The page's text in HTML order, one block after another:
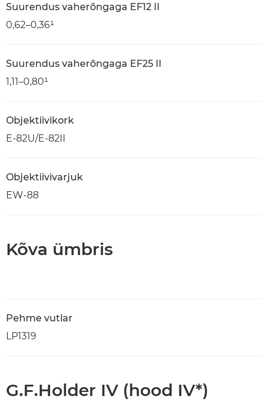
Suurendus vaherõngaga EF12 II
0,62–0,36¹
Suurendus vaherõngaga EF25 II
1,11–0,80¹
Objektiivikork
E-82U/E-82II
Objektiivivarjuk
EW-88
Kõva ümbris
Pehme vutlar
LP1319
G.F.Holder IV (hood IV*)